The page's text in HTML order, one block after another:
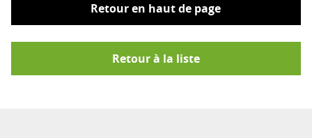
Retour en haut de page
Retour à la liste